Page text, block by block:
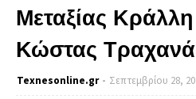
Μεταξίας
Κώστας
Texnesοnline.gr Σεπτεμβρίου 28,